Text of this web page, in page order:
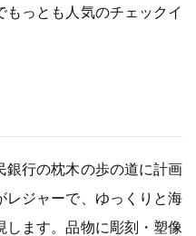
っとも人気のチェックイ
銀行の枕木の歩の道に計画
レジャーで、ゆっくりと海
します。品物に彫刻・塑像